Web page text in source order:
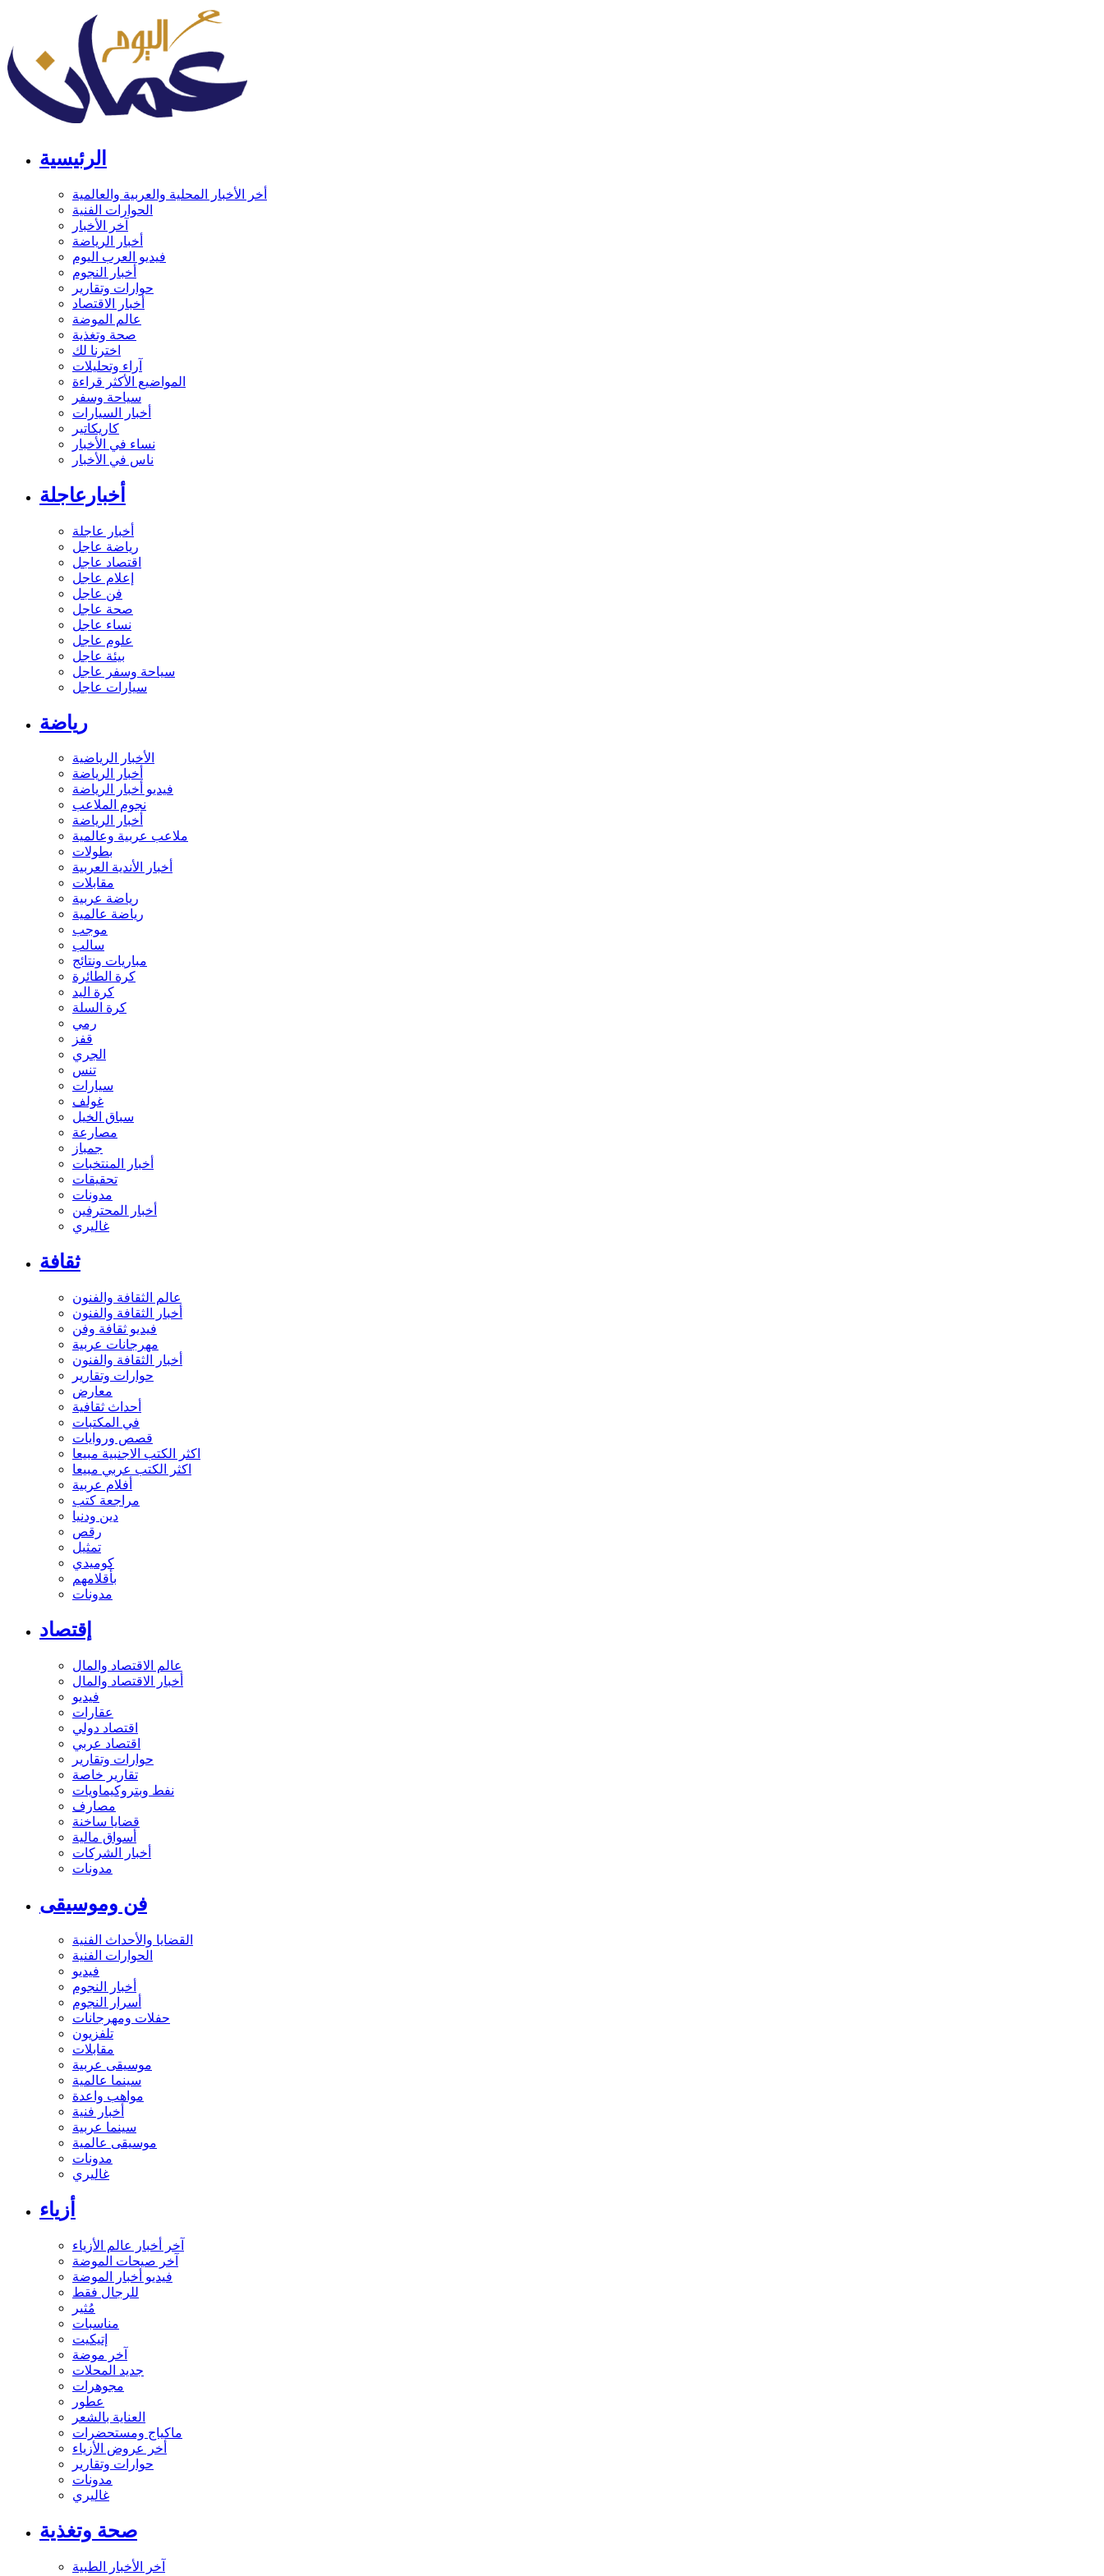
الرئيسية
أخر الأخبار المحلية والعربية والعالمية
الحوارات الفنية
آخر الأخبار
أخبار الرياضة
فيديو العرب اليوم
أخبار النجوم
حوارات وتقارير
أخبار الاقتصاد
عالم الموضة
صحة وتغذية
اخترنا لك
آراء وتحليلات
المواضيع الأكثر قراءة
سياحة وسفر
أخبار السيارات
كاريكاتير
نساء في الأخبار
ناس في الأخبار
أخبارعاجلة
أخبار عاجلة
رياضة عاجل
اقتصاد عاجل
إعلام عاجل
فن عاجل
صحة عاجل
نساء عاجل
علوم عاجل
بيئة عاجل
سياحة وسفر عاجل
سيارات عاجل
رياضة
الأخبار الرياضية
أخبار الرياضة
فيديو أخبار الرياضة
نجوم الملاعب
أخبار الرياضة
ملاعب عربية وعالمية
بطولات
أخبار الأندية العربية
مقابلات
رياضة عربية
رياضة عالمية
موجب
سالب
مباريات ونتائج
كرة الطائرة
كرة اليد
كرة السلة
رمي
قفز
الجري
تنس
سيارات
غولف
سباق الخيل
مصارعة
جمباز
أخبار المنتخبات
تحقيقات
مدونات
أخبار المحترفين
غاليري
ثقافة
عالم الثقافة والفنون
أخبار الثقافة والفنون
فيديو ثقافة وفن
مهرجانات عربية
أخبار الثقافة والفنون
حوارات وتقارير
معارض
أحداث ثقافية
في المكتبات
قصص وروايات
اكثر الكتب الاجنبية مبيعا
اكثر الكتب عربي مبيعا
أفلام عربية
مراجعة كتب
دين ودنيا
رقص
تمثيل
كوميدي
بأقلامهم
مدونات
إقتصاد
عالم الاقتصاد والمال
أخبار الاقتصاد والمال
فيديو
عقارات
اقتصاد دولي
اقتصاد عربي
حوارات وتقارير
تقارير خاصة
نفط وبتروكيماويات
مصارف
قضايا ساخنة
أسواق مالية
أخبار الشركات
مدونات
فن وموسيقى
القضايا والأحداث الفنية
الحوارات الفنية
فيديو
أخبار النجوم
أسرار النجوم
حفلات ومهرجانات
تلفزيون
مقابلات
موسيقى عربية
سينما عالمية
مواهب واعدة
أخبار فنية
سينما عربية
موسيقى عالمية
مدونات
غاليري
أزياء
آخر أخبار عالم الأزياء
آخر صيحات الموضة
فيديو أخبار الموضة
للرجال فقط
مُثير
مناسبات
إتيكيت
آخر موضة
جديد المحلات
مجوهرات
عطور
العناية بالشعر
ماكياج ومستحضرات
أخر عروض الأزياء
حوارات وتقارير
مدونات
غاليري
صحة وتغذية
آخر الأخبار الطبية